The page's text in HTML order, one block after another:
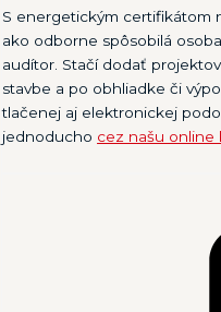
S energetickým certifikátom
ako odborne spôsobilá
audítor. Stačí dodať
stavbe a po obhliadke či
tlačenej aj elektronickej
jednoducho cez našu online